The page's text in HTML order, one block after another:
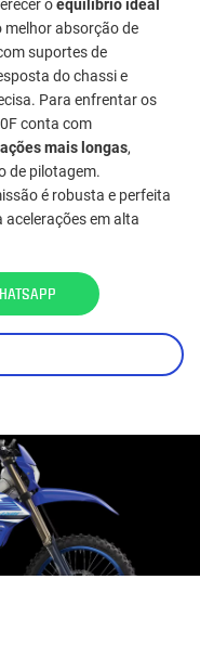
oequilíbrio ideal
melhor absorção de
suportes de
do chassi e
Para enfrentar os
conta com
mais longas,
de pilotagem.
é robusta e perfeita
em alta